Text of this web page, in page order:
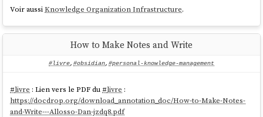
			}
		minimum_should_match: 1
de performance aléatoires que je n'ai pas pris le temps d'essayer de
comprendre la cause.
Elastic Search: Highlighting Text That Contains HTML Tags
Voir aussiKnowledge Organization Infrastructure.
How to Make Notes and Write
#livre, #obsidian, #personal-knowledge-management
#livre : Lien vers le PDF du #livre :
https://docdrop.org/download_annotation_doc/How-to-Make-Notes-
and-Write---Allosso-Dan-jzdq8.pdf